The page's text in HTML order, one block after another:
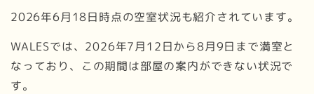
2026年6月18日時点の空室状況も紹介されています。
WALESでは、2026年7月12日から8月9日まで満室と
なっており、この期間は部屋の案内ができない状況で
す。